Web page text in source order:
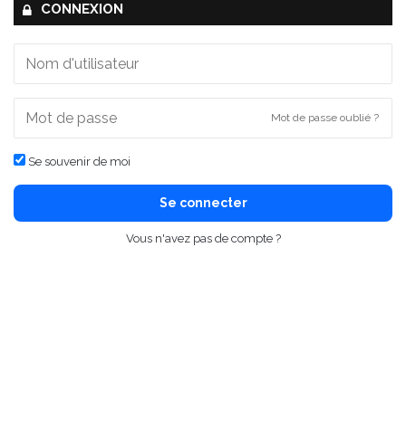
CONNEXION
Mot de passe oublié ?
Se souvenir de moi
Se connecter
Vous n'avez pas de compte ?